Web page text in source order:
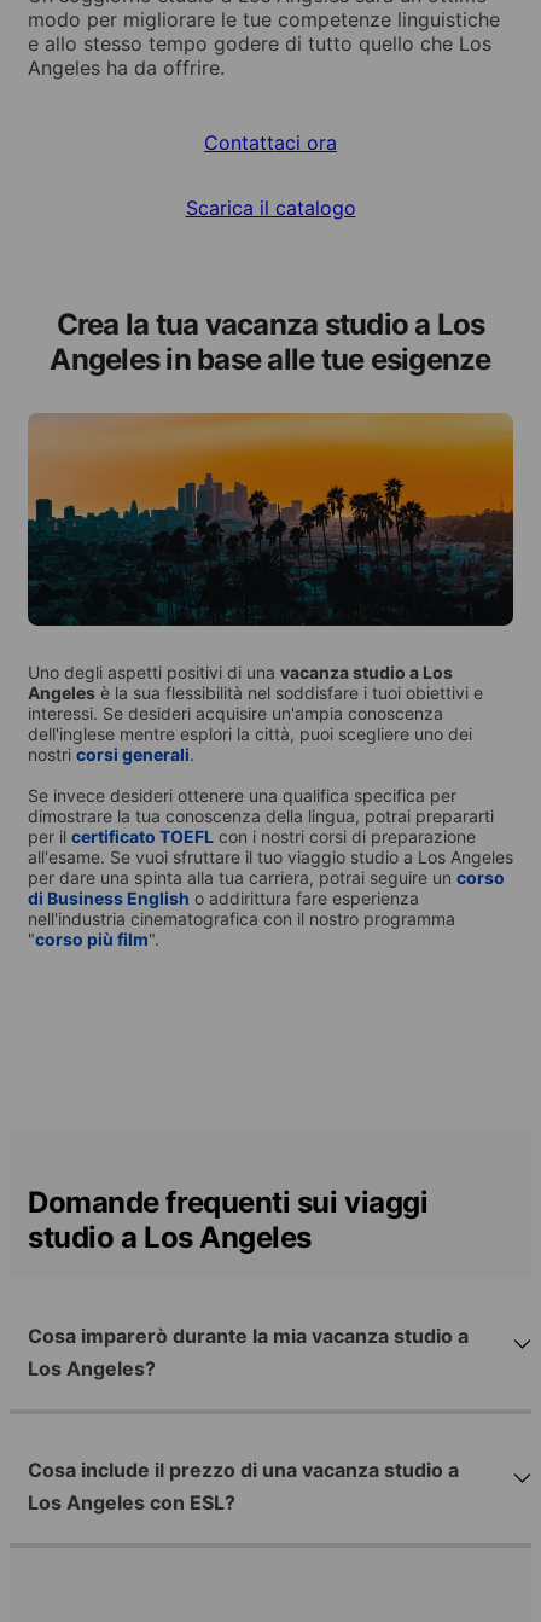
modo per migliorare le tue competenze linguistiche
e allo stesso tempo godere di tutto quello che Los
Angeles ha da offrire.
Contattaci ora
Scarica il catalogo
Crea la tua vacanza studio a Los
Angeles in base alle tue esigenze
Uno degli aspetti positivi di una vacanza studio a Los
Angeles è la sua flessibilità nel soddisfare i tuoi obiettivi e
interessi. Se desideri acquisire un'ampia conoscenza
dell'inglese mentre esplori la città, puoi scegliere uno dei
nostri corsi generali.
Se invece desideri ottenere una qualifica specifica per
dimostrare la tua conoscenza della lingua, potrai prepararti
per il certificato TOEFL con i nostri corsi di preparazione
all'esame. Se vuoi sfruttare il tuo viaggio studio a Los Angeles
per dare una spinta alla tua carriera, potrai seguire un corso
di Business English o addirittura fare esperienza
nell'industria cinematografica con il nostro programma
"corso più film".
Domande frequenti sui viaggi
studio a Los Angeles
Cosa imparerò durante la mia vacanza studio a
Los Angeles?
Cosa include il prezzo di una vacanza studio a
Los Angeles con ESL?